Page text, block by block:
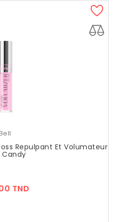
Repulpant Et Volumateur
TND